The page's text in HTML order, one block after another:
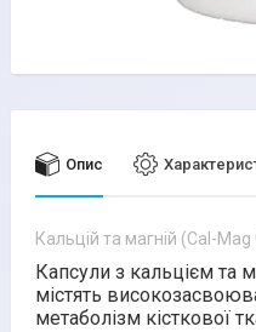
Опис
Кальцій та магній (Cal-
Капсули з кальцієм та
містять
метаболізм кісткової